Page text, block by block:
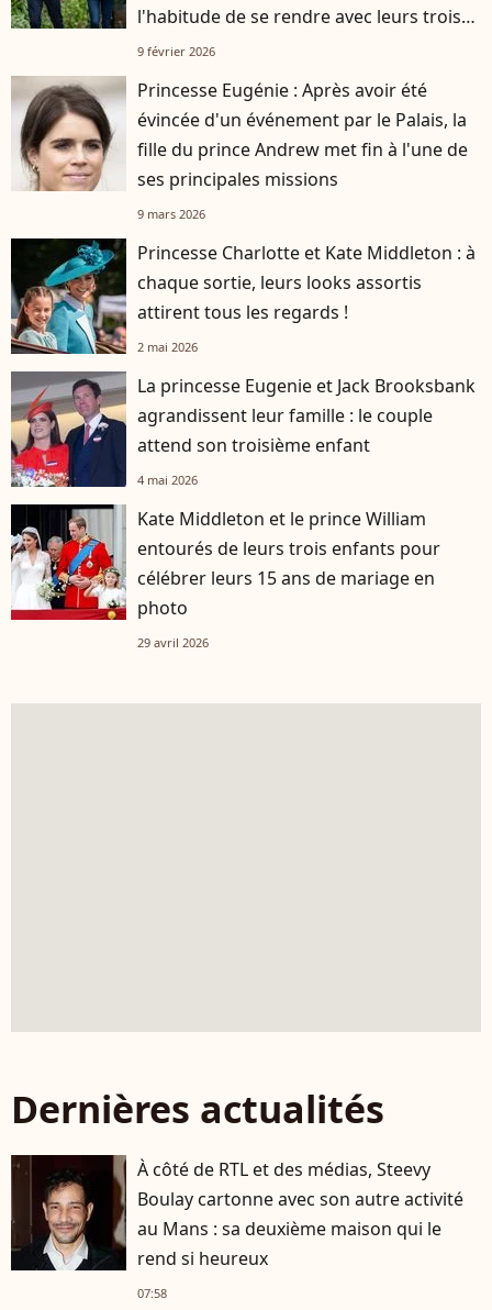
l'habitude de se rendre avec leurs trois
enfants
9 février 2026
Princesse Eugénie : Après avoir été
évincée d'un événement par le Palais, la
fille du prince Andrew met fin à l'une de
ses principales missions
9 mars 2026
Princesse Charlotte et Kate Middleton : à
chaque sortie, leurs looks assortis
attirent tous les regards !
2 mai 2026
La princesse Eugenie et Jack Brooksbank
agrandissent leur famille : le couple
attend son troisième enfant
4 mai 2026
Kate Middleton et le prince William
entourés de leurs trois enfants pour
célébrer leurs 15 ans de mariage en
photo
29 avril 2026
Dernières actualités
À côté de RTL et des médias, Steevy
Boulay cartonne avec son autre activité
au Mans : sa deuxième maison qui le
rend si heureux
07:58